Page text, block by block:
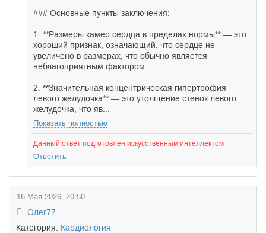
### Основные пункты заключения:
1. **Размеры камер сердца в пределах нормы** — это
хороший признак, означающий, что сердце не
увеличено в размерах, что обычно является
неблагоприятным фактором.
2. **Значительная концентрическая гипертрофия
левого желудочка** — это утолщение стенок левого
желудочка, что яв...
Показать полностью
Данный ответ подготовлен искусственным интеллектом
Ответить
16 Мая 2026, 20:50
Олег77
Категория: Кардиология